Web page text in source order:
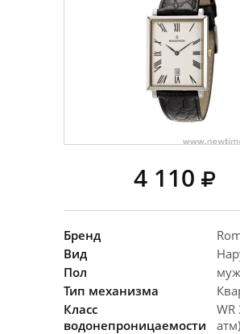
4 110
Бренд
Вид
Пол
Тип механизма
Класс
водонепроницаемости
WR
атм)